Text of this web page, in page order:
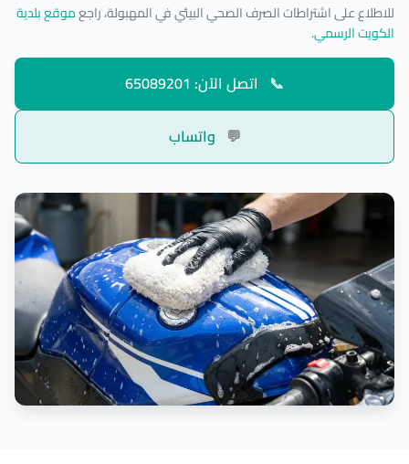
للاطلاع على اشتراطات الصرف الصحي البيئي في المهبولة، راجعموقع بلدية
الكويت الرسمي.
📞 اتصل الآن: 65089201
💬 واتساب